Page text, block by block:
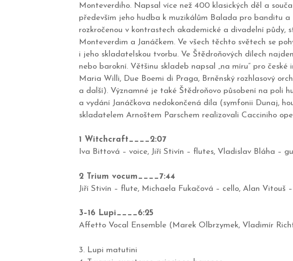
Monteverdiho. Napsal více než 400 klasických děl a
především jeho hudba k muzikálům Balada pro banditu a
rozkročenou v kontrastech akademické a divadelní půdy,
Monteverdim a Janáčkem. Ve všech těchto světech se
i jeho skladatelskou tvorbu. Ve Štědroňových dílech
nebo barokní. Většinu skladeb napsal „na míru“ pro
Maria Willi, Due Boemi di Praga, Brněnský rozhlasový
a další). Významné je také Štědroňovo působení na poli
a vydání Janáčkova nedokončená díla (symfonii Dunaj,
skladatelem Arnoštem Parschem realizovali Cacciniho
1 Witchcraft____2:07
Iva Bittová – voice, Jiří Stivín – flutes, Vladislav Bláha –
2 Trium vocum____7:44
Jiří Stivín – flute, Michaela Fukačová – cello, Alan Vitouš –
3–16 Lupi____6:25
Affetto Vocal Ensemble (Marek Olbrzymek, Vladimír
3. Lupi matutini